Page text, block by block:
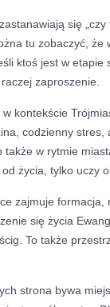
się
tu zobaczyć, że
ktoś jest w etapie
zaproszenie.
kontekście
codzienny
także w rytmie
życia, tylko uczy
zajmuje
się życia
To także
strona bywa